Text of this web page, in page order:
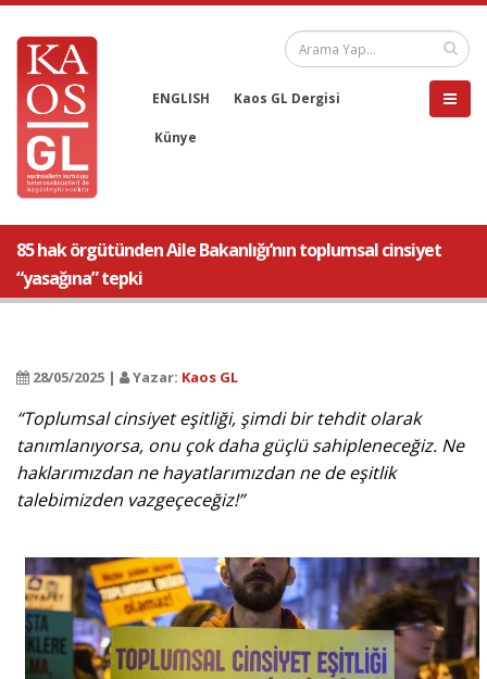
ENGLISH Kaos GL Dergisi
Künye
85 hak örgütünden Aile Bakanlığı’nın toplumsal cinsiyet
“yasağına” tepki
28/05/2025 | Yazar: Kaos GL
“Toplumsal cinsiyet eşitliği, şimdi bir tehdit olarak
tanımlanıyorsa, onu çok daha güçlü sahipleneceğiz. Ne
haklarımızdan ne hayatlarımızdan ne de eşitlik
talebimizden vazgeçeceğiz!”